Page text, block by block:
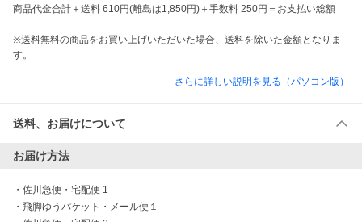
商品代金合計＋送料 610円(離島は1,850円)＋手数料 250円＝お支払い総額
※送料無料の商品をお買い上げいただいた場合、送料を除いた金額となりま
す。
さらに詳しい説明を見る（パソコン版）
送料、お届けについて
お届け方法
・ 佐川急便・宅配便 1
・ 飛脚ゆうパケット・メール便１